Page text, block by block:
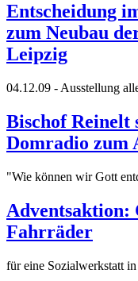
Entscheidung
zum Neubau
Leipzig
04.12.09 - Ausstellung
Bischof
Domradio zum
"Wie können wir Gott
Adventsaktion:
Fahrräder
für eine Sozialwerkstatt in